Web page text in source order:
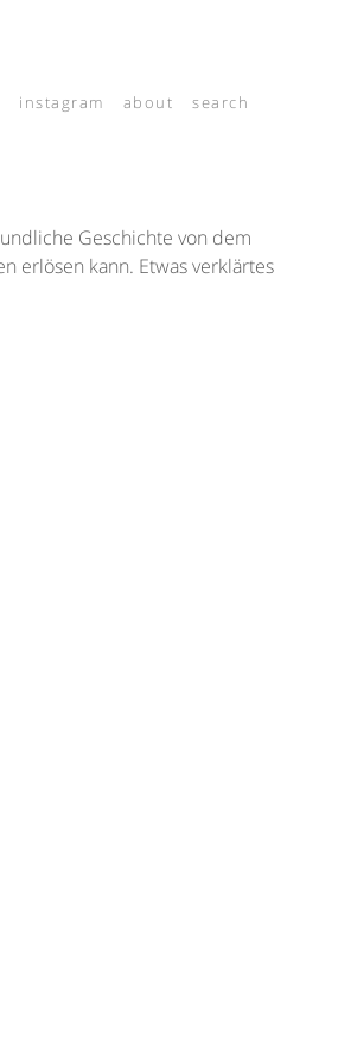
instagram about search
Geschichte von dem
erlösen kann. Etwas verklärtes